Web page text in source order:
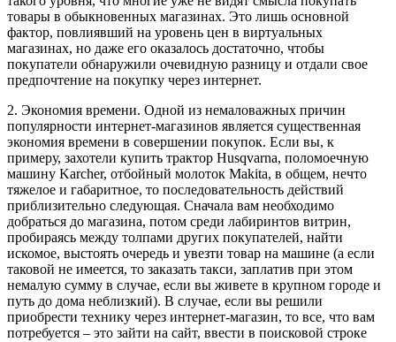
товары в обыкновенных магазинах. Это лишь основной
фактор, повлиявший на уровень цен в виртуальных
магазинах, но даже его оказалось достаточно, чтобы
покупатели обнаружили очевидную разницу и отдали свое
предпочтение на покупку через интернет.
2. Экономия времени. Одной из немаловажных причин
популярности интернет-магазинов является существенная
экономия времени в совершении покупок. Если вы, к
примеру, захотели купить трактор Husqvarna, поломоечную
машину Karcher, отбойный молоток Makita, в общем, нечто
тяжелое и габаритное, то последовательность действий
приблизительно следующая. Сначала вам необходимо
добраться до магазина, потом среди лабиринтов витрин,
пробираясь между толпами других покупателей, найти
искомое, выстоять очередь и увезти товар на машине (а если
таковой не имеется, то заказать такси, заплатив при этом
немалую сумму в случае, если вы живете в крупном городе и
путь до дома неблизкий). В случае, если вы решили
приобрести технику через интернет-магазин, то все, что вам
потребуется – это зайти на сайт, ввести в поисковой строке